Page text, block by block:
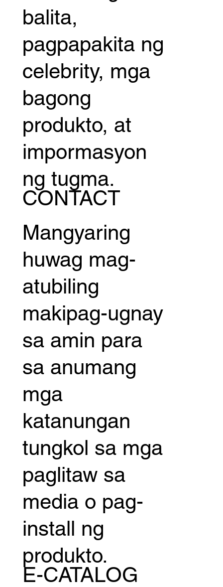
balita,
pagpapakita ng
celebrity, mga
bagong
produkto, at
impormasyon
ng tugma.
CONTACT
Mangyaring
huwag mag-
atubiling
makipag-ugnay
sa amin para
sa anumang
mga
katanungan
tungkol sa mga
paglitaw sa
media o pag-
install ng
produkto.
E-CATALOG